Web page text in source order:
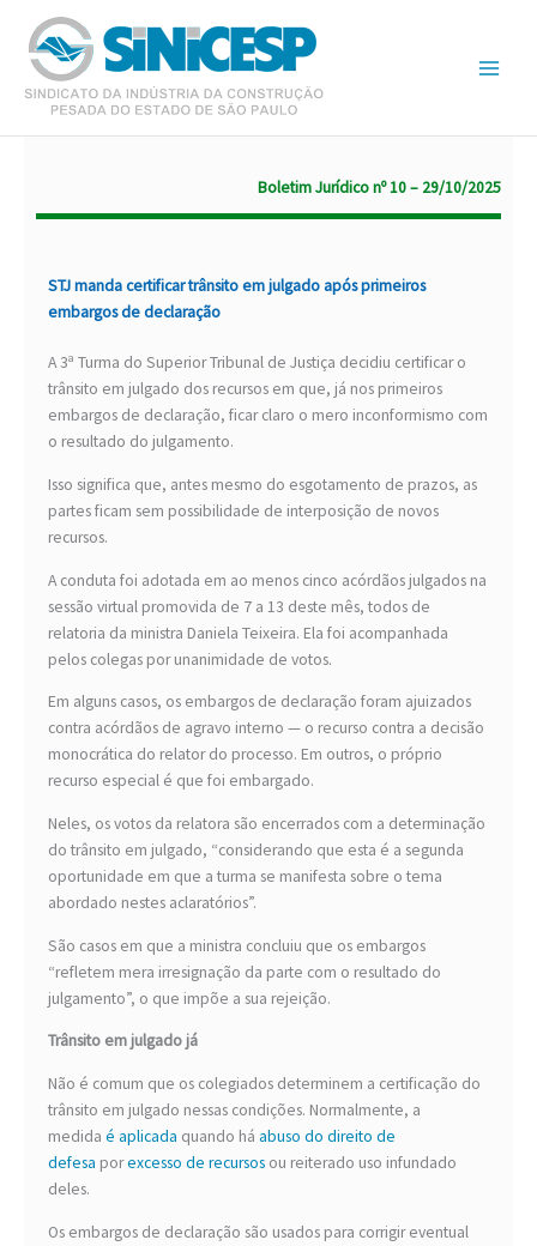
para
conteúdo
Boletim Jurídico nº 10 – 29/10/2025
STJ manda certificar trânsito em julgado após primeiros
embargos de declaração
A 3ª Turma do Superior Tribunal de Justiça decidiu certificar o
trânsito em julgado dos recursos em que, já nos primeiros
embargos de declaração, ficar claro o mero inconformismo com
o resultado do julgamento.
Isso significa que, antes mesmo do esgotamento de prazos, as
partes ficam sem possibilidade de interposição de novos
recursos.
A conduta foi adotada em ao menos cinco acórdãos julgados na
sessão virtual promovida de 7 a 13 deste mês, todos de
relatoria da ministra Daniela Teixeira. Ela foi acompanhada
pelos colegas por unanimidade de votos.
Em alguns casos, os embargos de declaração foram ajuizados
contra acórdãos de agravo interno — o recurso contra a decisão
monocrática do relator do processo. Em outros, o próprio
recurso especial é que foi embargado.
Neles, os votos da relatora são encerrados com a determinação
do trânsito em julgado, “considerando que esta é a segunda
oportunidade em que a turma se manifesta sobre o tema
abordado nestes aclaratórios”.
São casos em que a ministra concluiu que os embargos
“refletem mera irresignação da parte com o resultado do
julgamento”, o que impõe a sua rejeição.
Trânsito em julgado já
Não é comum que os colegiados determinem a certificação do
trânsito em julgado nessas condições. Normalmente, a
medida é aplicada quando há abuso do direito de
defesa porexcesso de recursos ou reiterado uso infundado
deles.
Os embargos de declaração são usados para corrigir eventual